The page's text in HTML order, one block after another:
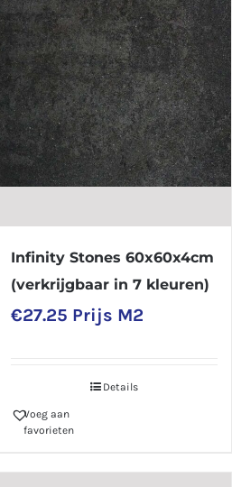
Infinity Stones 60x60x4cm
(verkrijgbaar in 7 kleuren)
€27.25 Prijs M2
Details
Voeg aan
favorieten